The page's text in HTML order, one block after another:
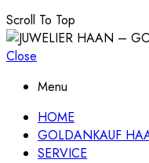
Scroll To Top
Close
Menu
HOME
GOLDANKAUF
SERVICE